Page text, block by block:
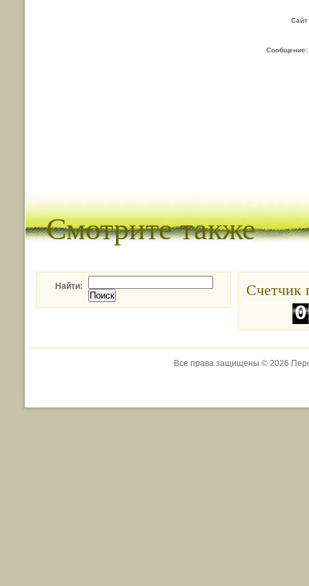
Сайт
Сообщение:
Смотрите также
Найти: Счетчик
0
1
Все права защищены © 2026